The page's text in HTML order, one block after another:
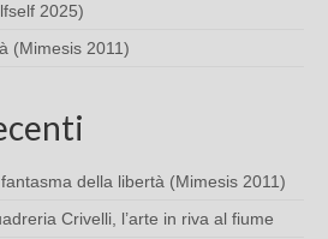
2025)
(Mimesis 2011)
della libertà (Mimesis 2011)
Crivelli, l’arte in riva al fiume